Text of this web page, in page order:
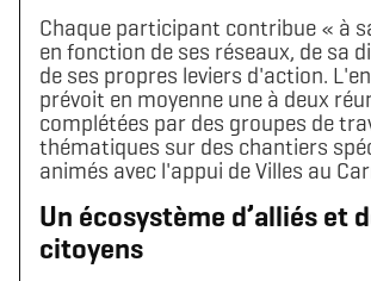
Chaque participant contribue « à
en fonction de ses réseaux, de sa
de ses propres leviers d'action.
prévoit en moyenne une à deux
complétées par des groupes de
thématiques sur des chantiers
animés avec l'appui de Villes au
Un écosystème d’alliés et
citoyens